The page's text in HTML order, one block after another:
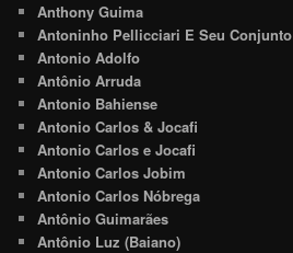
Anthony Guima
Antoninho Pellicciari E Seu Conjunto
Antonio Adolfo
Antônio Arruda
Antonio Bahiense
Antonio Carlos & Jocafi
Antonio Carlos e Jocafi
Antonio Carlos Jobim
Antonio Carlos Nóbrega
Antônio Guimarães
Antônio Luz (Baiano)